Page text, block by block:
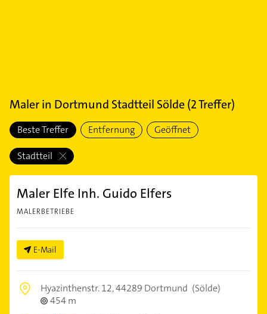
Malerin Dortmund Stadtteil Sölde(2Treffer)
Beste Treffer Entfernung Geöffnet
Stadtteil
Maler Elfe Inh. Guido Elfers
MALERBETRIEBE
E-Mail
Hyazinthenstr. 12,44289 Dortmund (Sölde)
454 m